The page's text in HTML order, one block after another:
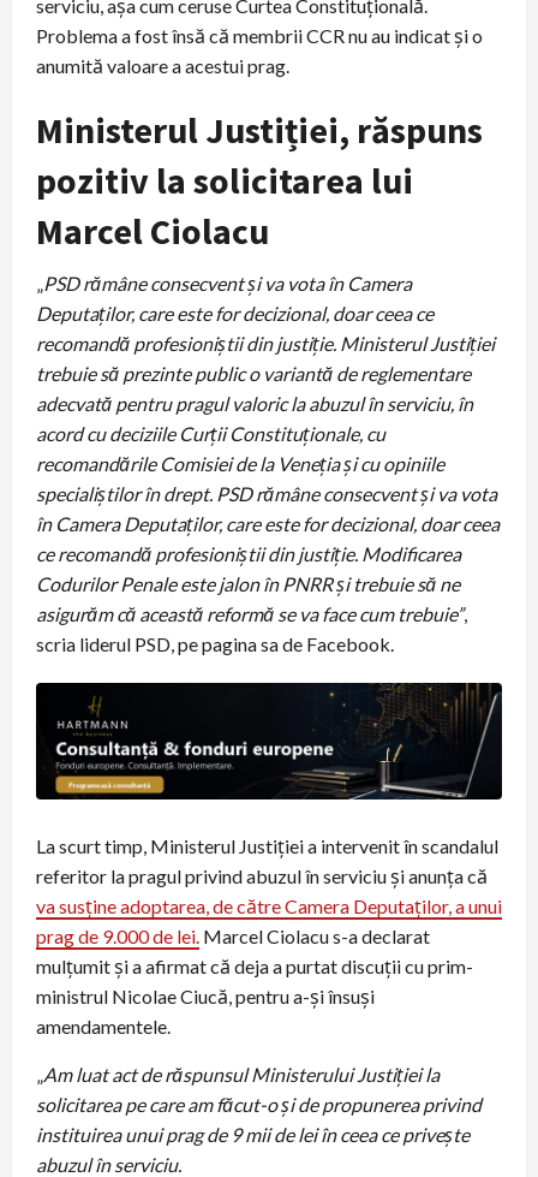
serviciu, așa cum ceruse Curtea Constituțională.
Problema a fost însă că membrii CCR nu au indicat și o
anumită valoare a acestui prag.
Ministerul Justiției, răspuns
pozitiv la solicitarea lui
Marcel Ciolacu
„PSD rămâne consecvent şi va vota în Camera
Deputaţilor, care este for decizional, doar ceea ce
recomandă profesioniştii din justiţie. Ministerul Justiţiei
trebuie să prezinte public o variantă de reglementare
adecvată pentru pragul valoric la abuzul în serviciu, în
acord cu deciziile Curţii Constituţionale, cu
recomandările Comisiei de la Veneţia şi cu opiniile
specialiştilor în drept. PSD rămâne consecvent şi va vota
în Camera Deputaţilor, care este for decizional, doar ceea
ce recomandă profesioniştii din justiţie. Modificarea
Codurilor Penale este jalon în PNRR şi trebuie să ne
asigurăm că această reformă se va face cum trebuie”,
scria liderul PSD, pe pagina sa de Facebook.
La scurt timp, Ministerul Justiției a intervenit în scandalul
referitor la pragul privind abuzul în serviciu și anunța că
va susține adoptarea, de către Camera Deputaților, a unui
prag de 9.000 de lei. Marcel Ciolacu s-a declarat
mulțumit și a afirmat că deja a purtat discuții cu prim-
ministrul Nicolae Ciucă, pentru a-și însuși
amendamentele.
„Am luat act de răspunsul Ministerului Justiției la
solicitarea pe care am făcut-o și de propunerea privind
instituirea unui prag de 9 mii de lei în ceea ce privește
abuzul în serviciu.